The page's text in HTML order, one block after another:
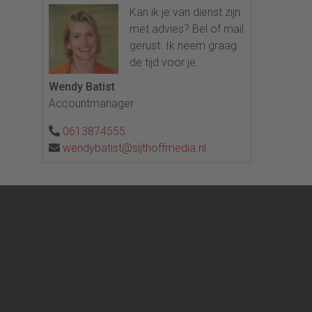
Kan ik je van dienst zijn
met advies? Bel of mail
gerust. Ik neem graag
de tijd voor je.
Wendy Batist
Accountmanager
0613874555
wendybatist@sijthoffmedia.nl